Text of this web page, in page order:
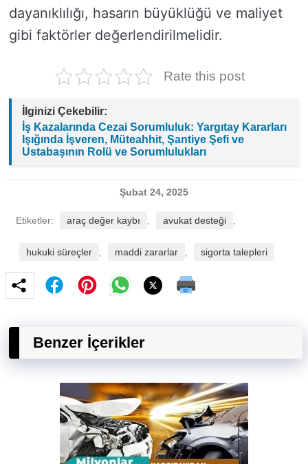
dayanıklılığı, hasarın büyüklüğü ve maliyet
gibi faktörler değerlendirilmelidir.
Rate this post
İlginizi Çekebilir:
İş Kazalarında Cezai Sorumluluk: Yargıtay Kararları
Işığında İşveren, Müteahhit, Şantiye Şefi ve
Ustabaşının Rolü ve Sorumlulukları
Şubat 24, 2025
Etiketler: araç değer kaybı avukat desteği
hukuki süreçler maddi zararlar sigorta talepleri
Benzer İçerikler